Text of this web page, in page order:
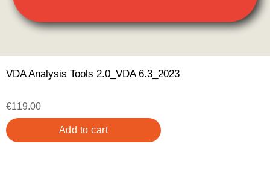
VDA Analysis Tools 2.0_VDA 6.3_2023
€119.00